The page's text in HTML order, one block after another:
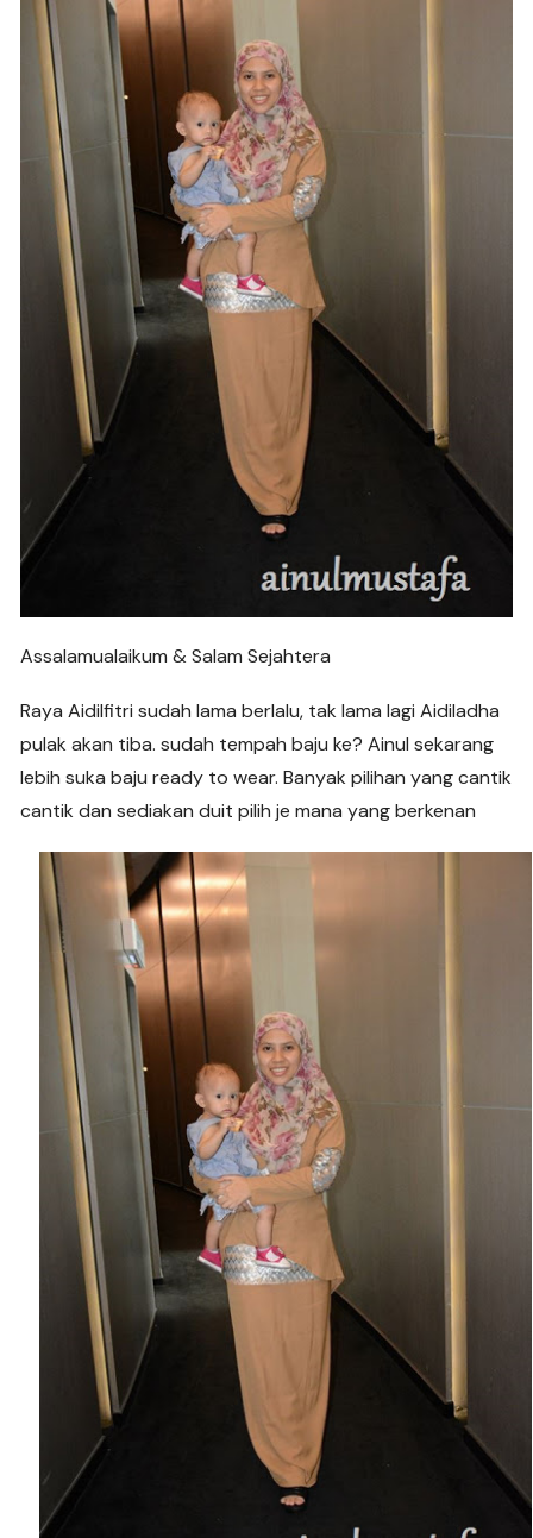
Assalamualaikum & Salam Sejahtera
Raya Aidilfitri sudah lama berlalu, tak lama lagi Aidiladha
pulak akan tiba. sudah tempah baju ke? Ainul sekarang
lebih suka baju ready to wear. Banyak pilihan yang cantik
cantik dan sediakan duit pilih je mana yang berkenan